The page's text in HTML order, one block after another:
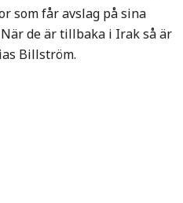
som får avslag på sina
de är tillbaka i Irak så är
Billström.